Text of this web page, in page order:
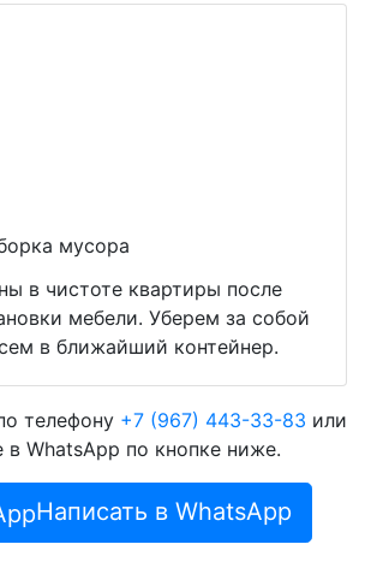
мусора
в чистоте квартиры после
мебели. Уберем за собой
в ближайший контейнер.
телефону +7 (967) 443-33-83 или
в WhatsApp по кнопке ниже.
Написать в WhatsApp